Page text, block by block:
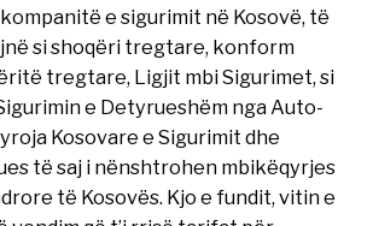
e sigurimit në Kosovë, të
si shoqëri tregtare, konform
tregtare, Ligjit mbi Sigurimet, si
e Detyrueshëm nga Auto-
Kosovare e Sigurimit dhe
të saj i nënshtrohen mbikëqyrjes
të Kosovës. Kjo e fundit, vitin e